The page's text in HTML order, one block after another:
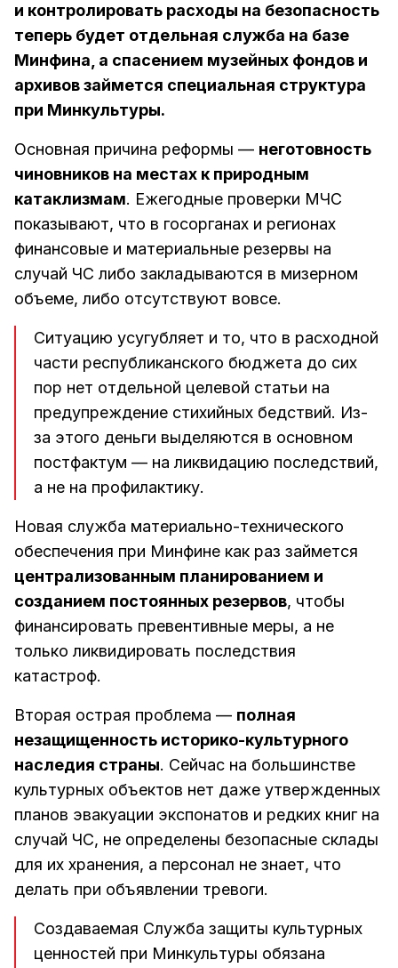
и контролировать расходы на безопасность
теперь будет отдельная служба на базе
Минфина, а спасением музейных фондов и
архивов займется специальная структура
при Минкультуры.
Основная причина реформы — неготовность
чиновников на местах к природным
катаклизмам. Ежегодные проверки МЧС
показывают, что в госорганах и регионах
финансовые и материальные резервы на
случай ЧС либо закладываются в мизерном
объеме, либо отсутствуют вовсе.
Ситуацию усугубляет и то, что в расходной
части республиканского бюджета до сих
пор нет отдельной целевой статьи на
предупреждение стихийных бедствий. Из-
за этого деньги выделяются в основном
постфактум — на ликвидацию последствий,
а не на профилактику.
Новая служба материально-технического
обеспечения при Минфине как раз займется
централизованным планированием и
созданием постоянных резервов, чтобы
финансировать превентивные меры, а не
только ликвидировать последствия
катастроф.
Вторая острая проблема — полная
незащищенность историко-культурного
наследия страны. Сейчас на большинстве
культурных объектов нет даже утвержденных
планов эвакуации экспонатов и редких книг на
случай ЧС, не определены безопасные склады
для их хранения, а персонал не знает, что
делать при объявлении тревоги.
Создаваемая Служба защиты культурных
ценностей при Минкультуры обязана